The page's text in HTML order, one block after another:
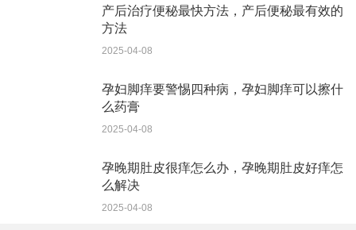
(www.junzilian.com)，关注
边信息，欢迎投稿给我们！
产后治疗便秘最快方法，产后便秘最有效的
方法
2025-04-08
孕妇脚痒要警惕四种病，孕妇脚痒可以擦什
么药膏
2025-04-08
孕晚期肚皮很痒怎么办，孕晚期肚皮好痒怎
么解决
2025-04-08